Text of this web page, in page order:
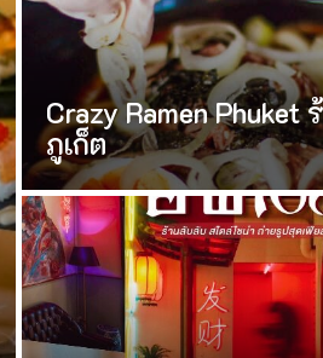
Crazy Ramen Phuket
ภูเก็ต